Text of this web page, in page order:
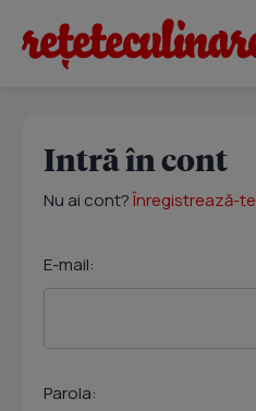
Intră în cont
Nu ai cont?Înregistrează-te
E-mail:
Parola: